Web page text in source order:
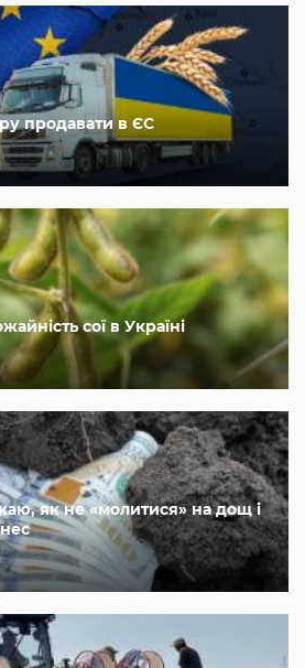
продавати в ЄС
сої в Україні
як не «молитися» на дощ і